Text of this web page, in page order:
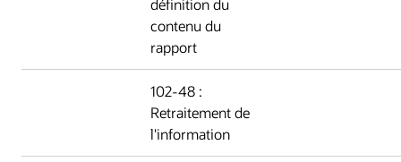
définition du
contenu du
rapport
102-48 :
Retraitement de
l'information